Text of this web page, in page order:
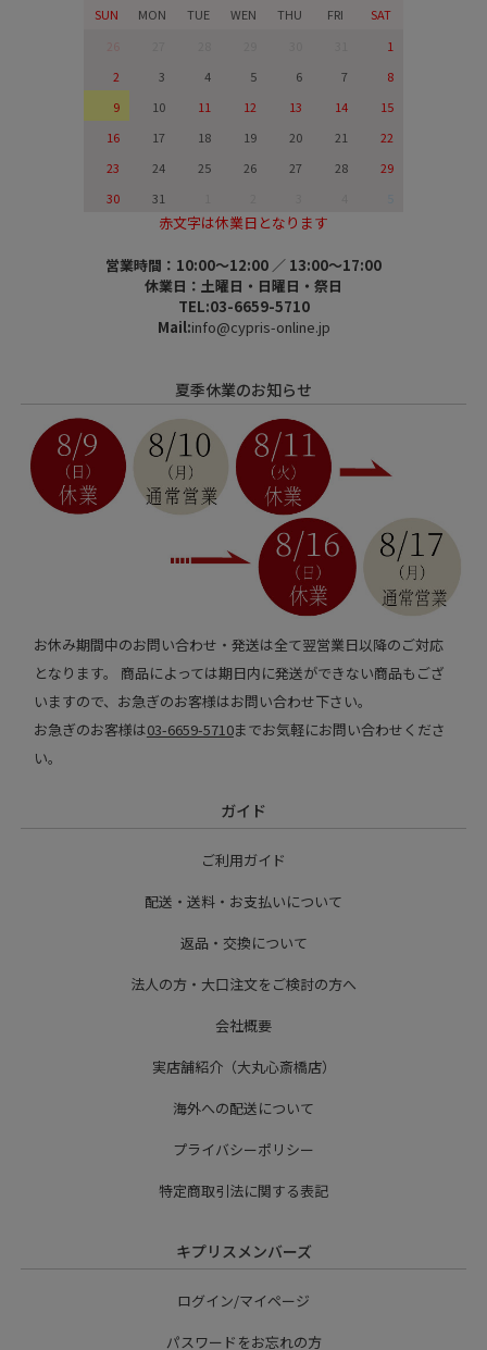
SUN MON TUE WEN THU FRI
SAT
1
2
3 4 5 6 7
8
9
10 11 12 13 14
15
16
17 18 19 20 21
22
23
24 25 26 27 28
29
30
31
赤文字は休業日となります
営業時間：10:00～12:00 ／ 13:00～17:00
休業日：土曜日・日曜日・祭日
TEL:03-6659-5710
Mail:info@cypris-online.jp
夏季休業のお知らせ
お休み期間中のお問い合わせ・発送は全て翌営業日以降のご対応
となります。 商品によっては期日内に発送ができない商品もござ
いますので、お急ぎのお客様はお問い合わせ下さい。
お急ぎのお客様は03-6659-5710までお気軽にお問い合わせくださ
い。
ガイド
ご利用ガイド
配送・送料・お支払いについて
返品・交換について
法人の方・大口注文をご検討の方へ
会社概要
実店舗紹介（大丸心斎橋店）
海外への配送について
プライバシーポリシー
特定商取引法に関する表記
キプリスメンバーズ
ログイン/マイページ
パスワードをお忘れの方